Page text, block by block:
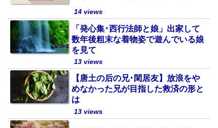
14 views
「発心集･西行法師と娘」出家して
数年後粗末な着物姿で遊んでいる娘
を見て
13 views
【唐土の后の兄･閑居友】放浪をや
めなかった兄が目指した救済の形と
は
13 views